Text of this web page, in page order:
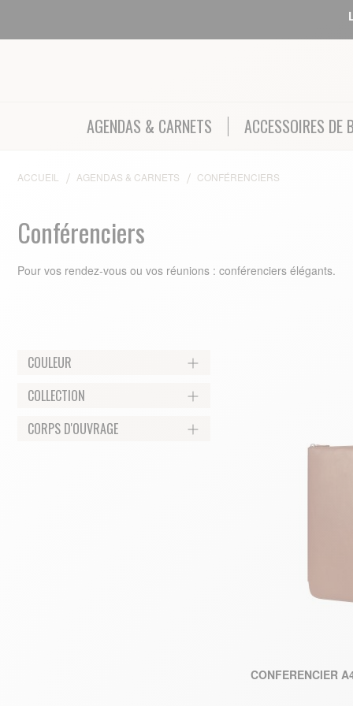
AGENDAS & CARNETS ACCESSOIRES DE
ACCUEIL AGENDAS & CARNETS CONFÉRENCIERS
Conférenciers
Pour vos rendez‑vous ou vos réunions : conférenciers élégants.
COULEUR
COLLECTION
CORPS D'OUVRAGE
CONFERENCIER